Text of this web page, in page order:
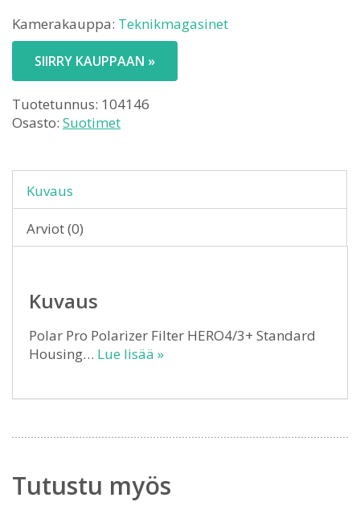
Kamerakauppa: Teknikmagasinet
SIIRRY KAUPPAAN »
Tuotetunnus: 104146
Osasto: Suotimet
Kuvaus
Arviot (0)
Kuvaus
Polar Pro Polarizer Filter HERO4/3+ Standard
Housing… Lue lisää »
Tutustu myös